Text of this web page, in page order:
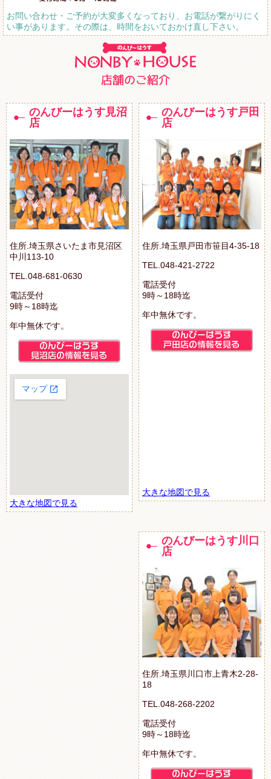
お問い合わせ・ご予約が大変多くなっており、お電話が繋がりにく
い事があります。その際は、時間をおいておかけ直し下さい。
のんびーはうす見沼
店
住所.埼玉県さいたま市見沼区
中川113-10
TEL.048-681-0630
電話受付
9時～18時迄
年中無休です。
大きな地図で見る
のんびーはうす戸田
店
住所.埼玉県戸田市笹目4-35-18
TEL.048-421-2722
電話受付
9時～18時迄
年中無休です。
大きな地図で見る
のんびーはうす川口
店
住所.埼玉県川口市上青木2-28-
18
TEL.048-268-2202
電話受付
9時～18時迄
年中無休です。